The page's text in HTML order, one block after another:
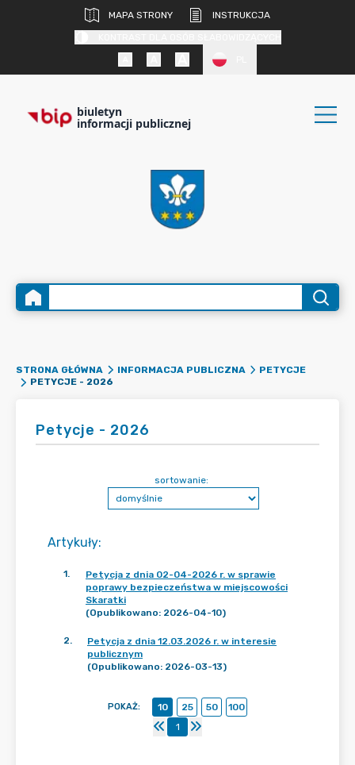
MAPA STRONY
INSTRUKCJA
biuletyn
informacji publicznej
STRONA GŁÓWNA INFORMACJA PUBLICZNA
PETYCJE
PETYCJE - 2026
Petycje - 2026
Artykuły:
sortowanie:
1.
Petycja z dnia 02-04-2026 r. w sprawie
poprawy bezpieczeństwa w miejscowości
Skaratki
(Opublikowano: 2026-04-10)
2.
Petycja z dnia 12.03.2026 r. w interesie
publicznym
(Opublikowano: 2026-03-13)
POKAŻ: 10 25 50
100
1